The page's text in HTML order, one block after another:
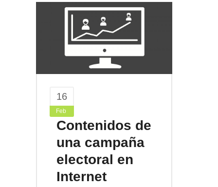
16
Feb
Contenidos de
una campaña
electoral en
Internet